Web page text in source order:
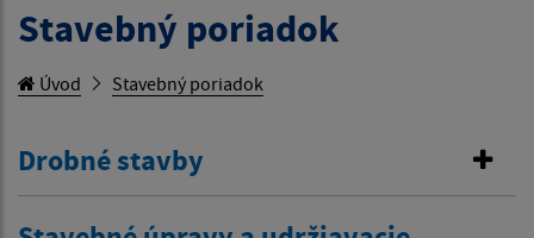
Stavebný poriadok
Úvod Stavebný poriadok
Drobné stavby